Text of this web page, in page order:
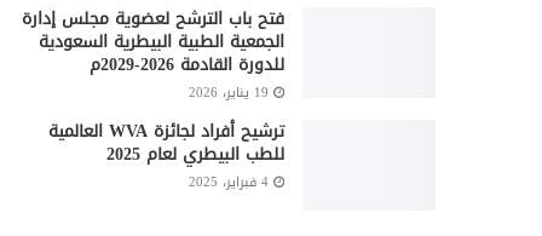
فتح باب الترشح لعضوية مجلس إدارة
الجمعية الطبية البيطرية السعودية
للدورة القادمة 2026-2029م
19 يناير، 2026
ترشيح أفراد لجائزة WVA العالمية
للطب البيطري لعام 2025
4 فبراير، 2025